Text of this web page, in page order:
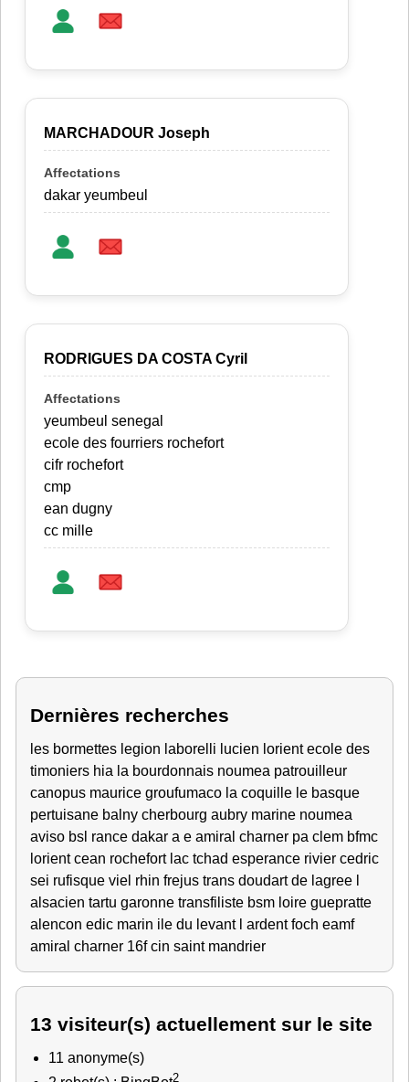
MARCHADOUR Joseph
dakar yeumbeul
RODRIGUES DA COSTA Cyril
yeumbeul senegal
ecole des fourriers rochefort
cifr rochefort
cmp
ean dugny
cc mille
Dernières recherches
les bormettes legion laborelli lucien lorient ecole des
timoniers hia la bourdonnais noumea patrouilleur
canopus maurice groufumaco la coquille le basque
pertuisane balny cherbourg aubry marine noumea
aviso bsl rance dakar a e amiral charner pa clem bfmc
lorient cean rochefort lac tchad esperance rivier cedric
sei rufisque viel rhin frejus trans doudart de lagree
alsacien tartu garonne transfiliste bsm loire guepratte
alencon edic marin ile du levant l ardent foch eamf
amiral charner 16f cin saint mandrier
13 visiteur(s) actuellement sur le site
11 anonyme(s)
2